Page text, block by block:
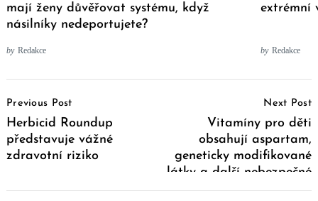
mají ženy důvěřovat systému, když
násilníky nedeportujete?
by Redakce
extrémní
by Redakce
Navigation
Previous Post
Herbicid Roundup
představuje vážné
zdravotní riziko
Next Post
Vitamíny pro děti
obsahují aspartam,
geneticky modifikované
látky a další nebezpečné
chemikálie